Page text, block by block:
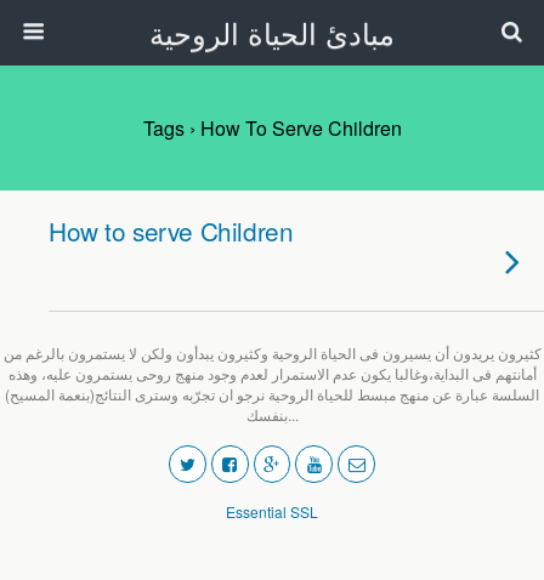
مبادئ الحياة الروحية
Tags › How To Serve Children
How to serve Children
كثيرون يريدون أن يسيرون فى الحياة الروحية وكثيرون يبدأون ولكن لا يستمرون بالرغم من
أمانتهم فى البداية،وغالبا يكون عدم الاستمرار لعدم وجود منهج روحى يستمرون عليه، وهذه
السلسة عبارة عن منهج مبسط للحياة الروحية نرجو ان تجرّبه وسترى النتائج(بنعمة المسيح)
بنفسك...
Essential SSL